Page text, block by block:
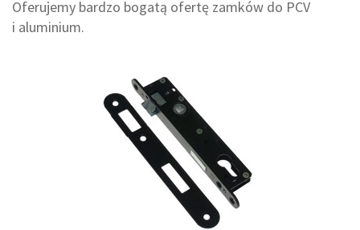
Oferujemy bardzo bogatą ofertę zamków do PCV
i aluminium.